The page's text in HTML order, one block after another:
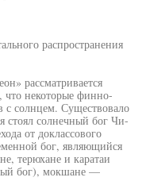
распространения
рассматривается
что некоторые финно-
с солнцем. Существовало
стоял солнечный бог Чи-
от доклассового
бог, являющийся
терюхане и каратаи
бог), мокшане —